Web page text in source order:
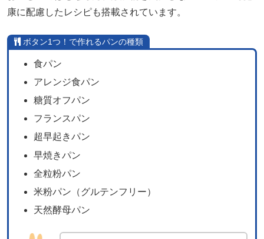
康に配慮したレシピも搭載されています。
ボタン1つ！で作れるパンの種類
食パン
アレンジ食パン
糖質オフパン
フランスパン
超早起きパン
早焼きパン
全粒粉パン
米粉パン（グルテンフリー）
天然酵母パン